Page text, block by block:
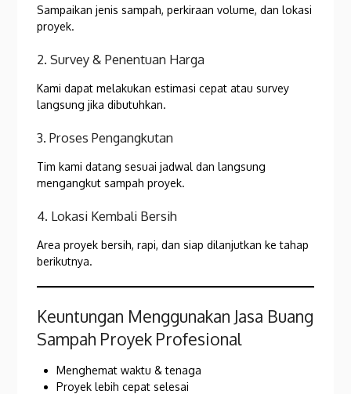
Sampaikan jenis sampah, perkiraan volume, dan lokasi
proyek.
2. Survey & Penentuan Harga
Kami dapat melakukan estimasi cepat atau survey
langsung jika dibutuhkan.
3. Proses Pengangkutan
Tim kami datang sesuai jadwal dan langsung
mengangkut sampah proyek.
4. Lokasi Kembali Bersih
Area proyek bersih, rapi, dan siap dilanjutkan ke tahap
berikutnya.
Keuntungan Menggunakan Jasa Buang
Sampah Proyek Profesional
Menghemat waktu & tenaga
Proyek lebih cepat selesai